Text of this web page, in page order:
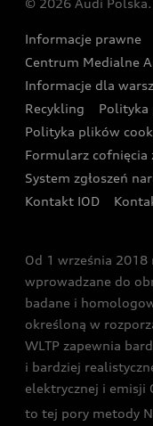
Wyszukaj
Oferta dla
Oferta dla klientów
Kalkulator rat
Ubezpieczenie
Audi exclusive
Zasięg
Gwarancja
Akcje serwisowe
Katalog online
Audi i Muzeum
Audi driving
Audi quattro Cup
Audi i Puchar
Zakopanem
© 2026 Audi Polska.
Informacje prawne
Centrum Medialne
Informacje dla
Recykling
Polityka
Polityka plików
Formularz cofnięcia
System zgłoszeń
Kontakt IOD
Od 1 września
wprowadzane do
badane i
określoną w
WLTP zapewnia
i bardziej
elektrycznej i emisji
to tej pory metody